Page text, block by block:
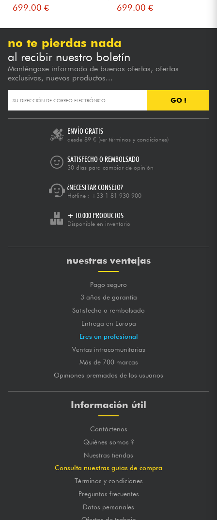
699.00 € 699.00 €
no te pierdas nada
al recibir nuestro boletín
Manténgase informado de buenas ofertas, ofertas
exclusivas, nuevos productos...
GO !
ENVÍO GRATIS
desde 89 € (ver términos y condiciones)
SATISFECHO O REMBOLSADO
30 días para cambiar de opinión
¿NECESITAR CONSEJO?
Hotline : +33 1 81 930 900
+ 10.000 PRODUCTOS
Disponible en inventario
nuestras ventajas
Pago seguro
3 años de garantía
Satisfecho o rembolsado
Entrega en Europa
Eres un profesional
Ventas intracomunitarias
Más de 700 marcas
Opiniones premiados de los usuarios
Información útil
Contáctenos
Quiénes somos ?
Nuestras tiendas
Consulta nuestras guías de compra
Términos y condiciones
Preguntas frecuentes
Datos personales